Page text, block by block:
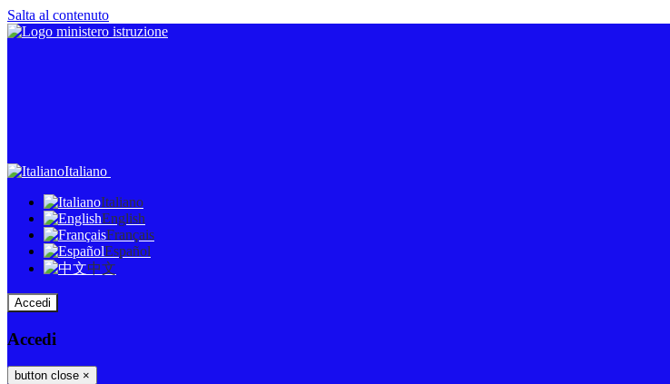
Salta al contenuto
Italiano
Italiano
English
Français
Español
中文
Accedi
Accedi
button close ×